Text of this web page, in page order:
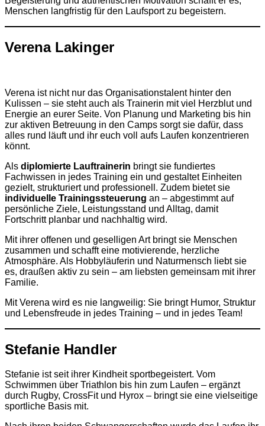
Menschen langfristig für den Laufsport zu begeistern.
Verena Lakinger
Verena ist nicht nur das Organisationstalent hinter den
Kulissen – sie steht auch als Trainerin mit viel Herzblut und
Energie an eurer Seite. Von Planung und Marketing bis hin
zur aktiven Betreuung in den Camps sorgt sie dafür, dass
alles rund läuft und ihr euch voll aufs Laufen konzentrieren
könnt.
Als diplomierte Lauftrainerin bringt sie fundiertes
Fachwissen in jedes Training ein und gestaltet Einheiten
gezielt, strukturiert und professionell. Zudem bietet sie
individuelle Trainingssteuerung an – abgestimmt auf
persönliche Ziele, Leistungsstand und Alltag, damit
Fortschritt planbar und nachhaltig wird.
Mit ihrer offenen und geselligen Art bringt sie Menschen
zusammen und schafft eine motivierende, herzliche
Atmosphäre. Als Hobbyläuferin und Naturmensch liebt sie
es, draußen aktiv zu sein – am liebsten gemeinsam mit ihrer
Familie.
Mit Verena wird es nie langweilig: Sie bringt Humor, Struktur
und Lebensfreude in jedes Training – und in jedes Team!
Stefanie Handler
Stefanie ist seit ihrer Kindheit sportbegeistert. Vom
Schwimmen über Triathlon bis hin zum Laufen – ergänzt
durch Rugby, CrossFit und Hyrox – bringt sie eine vielseitige
sportliche Basis mit.